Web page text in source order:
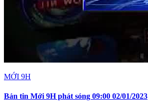
MỚI 9H
Bản tin Mới 9H phát sóng 09:00 02/01/2023